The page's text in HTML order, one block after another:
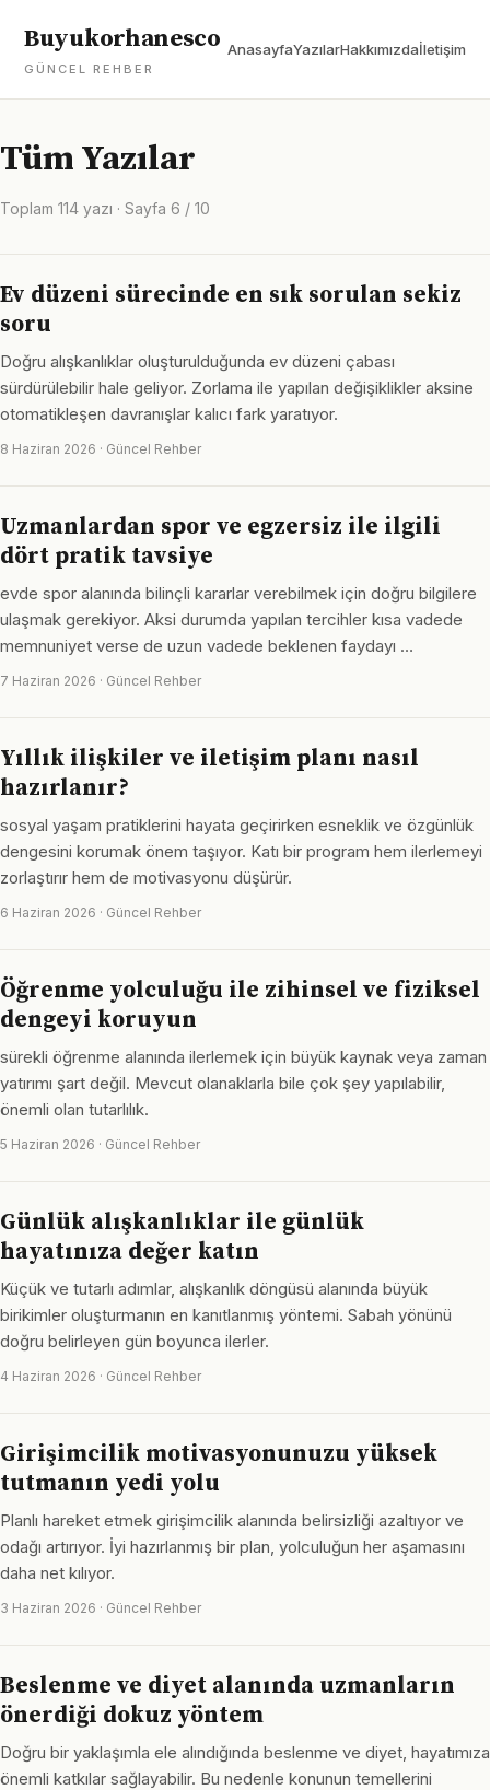
Buyukorhanesco
GÜNCEL REHBER
AnasayfaYazılarHakkımızdaİletişim
Tüm Yazılar
Toplam 114 yazı · Sayfa 6 / 10
Ev düzeni sürecinde en sık sorulan sekiz
soru
Doğru alışkanlıklar oluşturulduğunda ev düzeni çabası
sürdürülebilir hale geliyor. Zorlama ile yapılan değişiklikler aksine
otomatikleşen davranışlar kalıcı fark yaratıyor.
8 Haziran 2026 · Güncel Rehber
Uzmanlardan spor ve egzersiz ile ilgili
dört pratik tavsiye
evde spor alanında bilinçli kararlar verebilmek için doğru bilgilere
ulaşmak gerekiyor. Aksi durumda yapılan tercihler kısa vadede
memnuniyet verse de uzun vadede beklenen faydayı …
7 Haziran 2026 · Güncel Rehber
Yıllık ilişkiler ve iletişim planı nasıl
hazırlanır?
sosyal yaşam pratiklerini hayata geçirirken esneklik ve özgünlük
dengesini korumak önem taşıyor. Katı bir program hem ilerlemeyi
zorlaştırır hem de motivasyonu düşürür.
6 Haziran 2026 · Güncel Rehber
Öğrenme yolculuğu ile zihinsel ve fiziksel
dengeyi koruyun
sürekli öğrenme alanında ilerlemek için büyük kaynak veya zaman
yatırımı şart değil. Mevcut olanaklarla bile çok şey yapılabilir,
önemli olan tutarlılık.
5 Haziran 2026 · Güncel Rehber
Günlük alışkanlıklar ile günlük
hayatınıza değer katın
Küçük ve tutarlı adımlar, alışkanlık döngüsü alanında büyük
birikimler oluşturmanın en kanıtlanmış yöntemi. Sabah yönünü
doğru belirleyen gün boyunca ilerler.
4 Haziran 2026 · Güncel Rehber
Girişimcilik motivasyonunuzu yüksek
tutmanın yedi yolu
Planlı hareket etmek girişimcilik alanında belirsizliği azaltıyor ve
odağı artırıyor. İyi hazırlanmış bir plan, yolculuğun her aşamasını
daha net kılıyor.
3 Haziran 2026 · Güncel Rehber
Beslenme ve diyet alanında uzmanların
önerdiği dokuz yöntem
Doğru bir yaklaşımla ele alındığında beslenme ve diyet, hayatımıza
önemli katkılar sağlayabilir. Bu nedenle konunun temellerini